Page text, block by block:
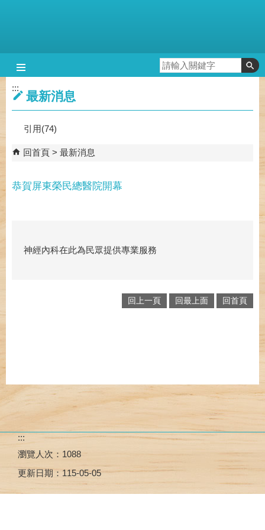
:::
最新消息
引用(74)
回首頁 最新消息
恭賀屏東榮民總醫院開幕
神經內科在此為民眾提供專業服務
回上一頁 回最上面 回首頁
:::
瀏覽人次： 1088
更新日期：115-05-05